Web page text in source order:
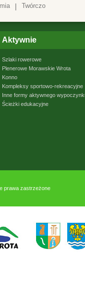
| Twórczo
Aktywnie
Szlaki rowerowe
Plenerowe Morawskie Wrota
Konno
Kompleksy sportowo-rekreacyjne
Inne formy aktywnego
Ścieżki edukacyjne
prawa zastrzeżone